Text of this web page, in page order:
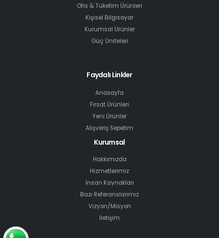
Ofis & Tüketim Ürünleri
Kişisel Bilgisayar
Kurumsal Ürünler
Güç Üniteleri
Faydalı Linkler
Anasayfa
Fırsat Ürünleri
Yeni Ürünler
Alışveriş Sepetim
Kurumsal
Hakkımızda
Hizmetlerimiz
İnsan Kaynakları
Bazı Referanslarımız
Vizyon/Misyon
İletişim